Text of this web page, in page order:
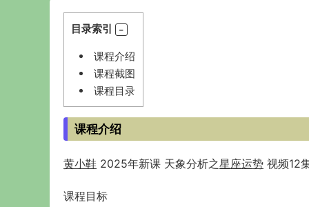
目录索引
课程介绍
课程截图
课程目录
课程介绍
黄小鞋 2025年新课 天象分析之星座运势 视频12
课程目标